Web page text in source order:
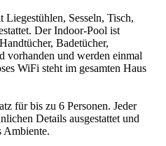
Liegestühlen, Sesseln, Tisch,
Der Indoor-Pool ist
Badetücher,
vorhanden und werden einmal
WiFi steht im gesamten Haus
für bis zu 6 Personen. Jeder
Details ausgestattet und
Ambiente.